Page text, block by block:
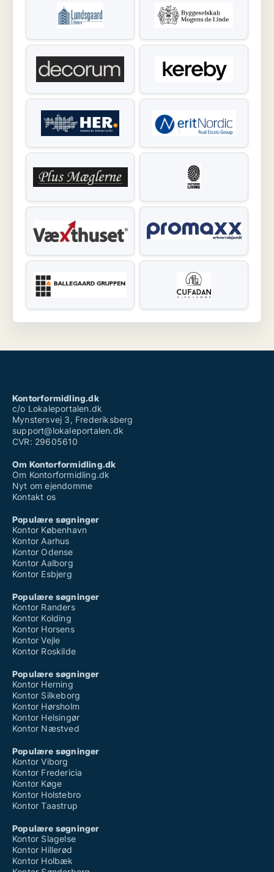
Kontorformidling.dk
c/o Lokaleportalen.dk
Mynstersvej 3, Frederiksberg
support@lokaleportalen.dk
CVR: 29605610
Om Kontorformidling.dk
Om Kontorformidling.dk
Nyt om ejendomme
Kontakt os
Populære søgninger
Kontor København
Kontor Aarhus
Kontor Odense
Kontor Aalborg
Kontor Esbjerg
Populære søgninger
Kontor Randers
Kontor Kolding
Kontor Horsens
Kontor Vejle
Kontor Roskilde
Populære søgninger
Kontor Herning
Kontor Silkeborg
Kontor Hørsholm
Kontor Helsingør
Kontor Næstved
Populære søgninger
Kontor Viborg
Kontor Fredericia
Kontor Køge
Kontor Holstebro
Kontor Taastrup
Populære søgninger
Kontor Slagelse
Kontor Hillerød
Kontor Holbæk